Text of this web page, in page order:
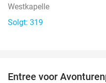
Westkapelle
Solgt: 319
Entree voor